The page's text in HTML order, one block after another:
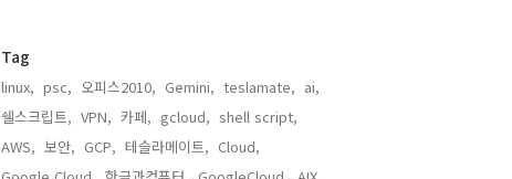
과
기
글
Tag
linux, psc, 오피스2010, Gemini, teslamate, ai,
쉘스크립트, VPN, 카페, gcloud, shell script,
AWS, 보안, GCP, 테슬라메이트, Cloud,